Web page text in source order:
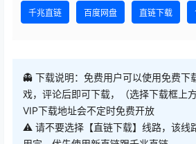
千兆直链 百度网盘 直链下载
👻 下载说明：免费用户可以使用免费下
戏，评论后即可下载，（选择下载框上
VIP下载地址会不定时免费开放
⚠ 请不要选择【直链下载】线路，该线